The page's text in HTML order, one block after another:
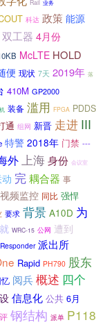
Rail 业务
科达 政策 能源
双工器 4月份
McLTE HOLD
便 现状 7天 2019年 落
410M GP2000
装备 滥用 FPGA PDDS
通 组网 新晋 走进 III
特警 2018年 门禁 ---
外上海身份 会议室
完耦合器 事
视频监控 同比 强悍
要求 背景 A10D 为
就 WRC-15 公网 遭到
Responder 派出所
Rapid PH790 股东
忆 阅兵概述 四个
设 信息化 公共 6月
钢结构 派单 P118